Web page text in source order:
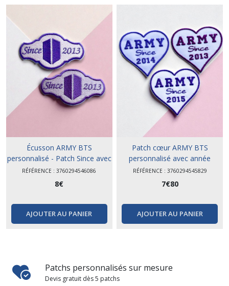
Écusson ARMY BTS
personnalisé - Patch Since avec
année
RÉFÉRENCE : 3760294546086
8€
AJOUTER AU PANIER
Patch cœur ARMY BTS
personnalisé avec année
d'entrée dans le fandom
RÉFÉRENCE : 3760294545829
7€80
AJOUTER AU PANIER
Patchs personnalisés sur mesure
Devis gratuit dès 5 patchs